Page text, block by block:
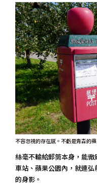
不容忽視的存在感。不虧是青森的
絲毫不輸給郵筒本身，能
車站、蘋果公園內，就連
的身影。